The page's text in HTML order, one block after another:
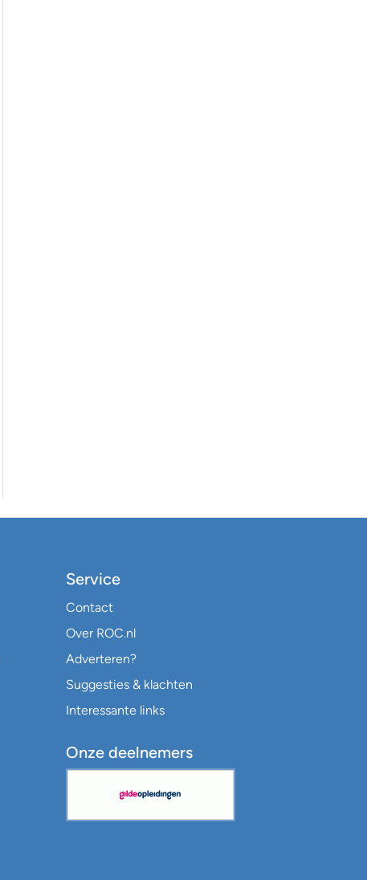
Service
Contact
Over ROC.nl
Adverteren?
Suggesties & klachten
Interessante links
Onze deelnemers